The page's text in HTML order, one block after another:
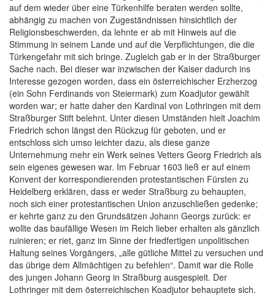
auf dem wieder über eine Türkenhilfe beraten werden sollte,
abhängig zu machen von Zugeständnissen hinsichtlich der
Religionsbeschwerden, da lehnte er ab mit Hinweis auf die
Stimmung in seinem Lande und auf die Verpflichtungen, die die
Türkengefahr mit sich bringe. Zugleich gab er in der Straßburger
Sache nach. Bei dieser war inzwischen der Kaiser dadurch ins
Interesse gezogen worden, dass ein österreichischer Erzherzog
(ein Sohn Ferdinands von Steiermark) zum Koadjutor gewählt
worden war; er hatte daher den Kardinal von Lothringen mit dem
Straßburger Stift belehnt. Unter diesen Umständen hielt Joachim
Friedrich schon längst den Rückzug für geboten, und er
entschloss sich umso leichter dazu, als diese ganze
Unternehmung mehr ein Werk seines Vetters Georg Friedrich als
sein eigenes gewesen war. Im Februar 1603 ließ er auf einem
Konvent der korrespondierenden protestantischen Fürsten zu
Heidelberg erklären, dass er weder Straßburg zu behaupten,
noch sich einer protestantischen Union anzuschließen gedenke;
er kehrte ganz zu den Grundsätzen Johann Georgs zurück: er
wollte das baufällige Wesen im Reich lieber erhalten als gänzlich
ruinieren; er riet, ganz im Sinne der friedfertigen unpolitischen
Haltung seines Vorgängers, „alle gütliche Mittel zu versuchen und
das übrige dem Allmächtigen zu befehlen“. Damit war die Rolle
des jungen Johann Georg in Straßburg ausgespielt. Der
Lothringer mit dem österreichischen Koadjutor behauptete sich.